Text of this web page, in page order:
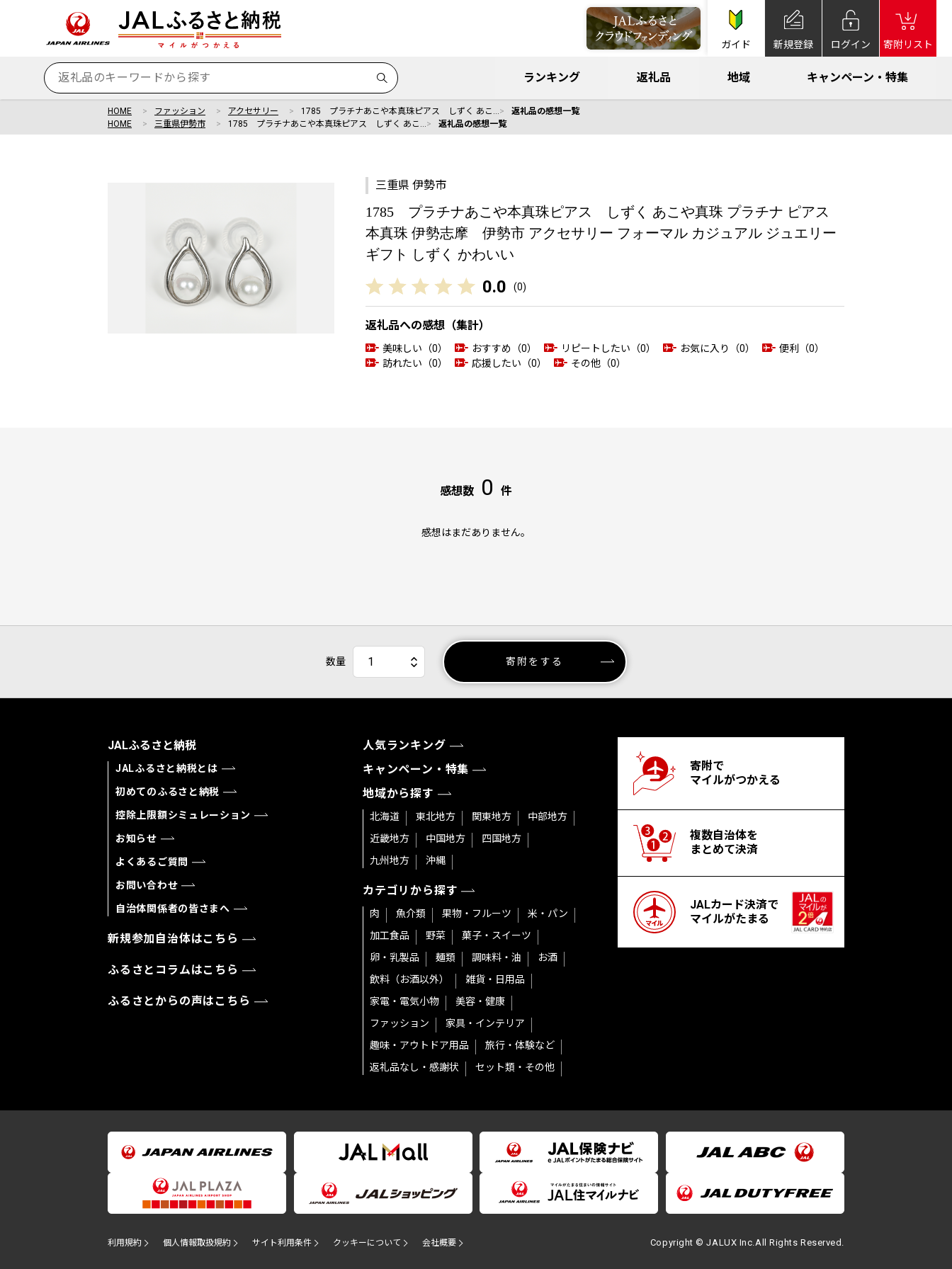
ガイド 新規登録 ログイン 寄附リスト
ランキング 返礼品 地域 キャンペーン・特集
HOME ファッション アクセサリー 1785 プラチナあこや本真珠ピアス しずく あこ…
返礼品の感想一覧
HOME
三重県伊勢市 1785 プラチナあこや本真珠ピアス しずく あこ… 返礼品の感想一覧
三重県 伊勢市
1785 プラチナあこや本真珠ピアス しずく あこや真珠 プラチナ ピアス
本真珠 伊勢志摩 伊勢市 アクセサリー フォーマル カジュアル ジュエリー
ギフト しずく かわいい
0.0 (0)
返礼品への感想（集計）
美味しい（0） おすすめ（0） リピートしたい（0） お気に入り（0）
便利（0）
訪れたい（0）
応援したい（0） その他（0）
感想数 0 件
感想はまだありません。
数量 寄附をする
JALふるさと納税
JALふるさと納税とは
初めてのふるさと納税
控除上限額シミュレーション
お知らせ
よくあるご質問
お問い合わせ
自治体関係者の皆さまへ
新規参加自治体はこちら
ふるさとコラムはこちら
ふるさとからの声はこちら
人気ランキング
キャンペーン・特集
地域から探す
北海道 東北地方 関東地方
中部地方
近畿地方
中国地方
四国地方
九州地方
沖縄
カテゴリから探す
肉 魚介類 果物・フルーツ
米・パン
加工食品
野菜
菓子・スイーツ
卵・乳製品
麺類 調味料・油
お酒
飲料（お酒以外）
雑貨・日用品
家電・電気小物
美容・健康
ファッション
家具・インテリア
趣味・アウトドア用品
旅行・体験など
返礼品なし・感謝状
セット類・その他
寄附で
マイルがつかえる
複数自治体を
まとめて決済
JALカード決済で
マイルがたまる
利用規約 個人情報取扱規約 サイト利用条件 クッキーについて 会社概要 Copyright © JALUX Inc.All Rights Reserved.